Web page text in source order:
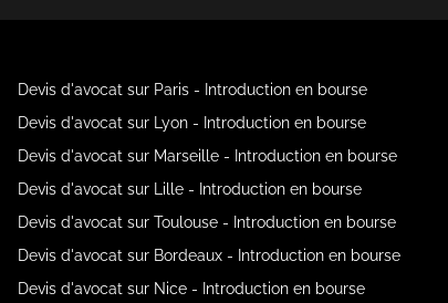
Devis d'avocat sur Paris - Introduction en bourse
Devis d'avocat sur Lyon - Introduction en bourse
Devis d'avocat sur Marseille - Introduction en bourse
Devis d'avocat sur Lille - Introduction en bourse
Devis d'avocat sur Toulouse - Introduction en bourse
Devis d'avocat sur Bordeaux - Introduction en bourse
Devis d'avocat sur Nice - Introduction en bourse